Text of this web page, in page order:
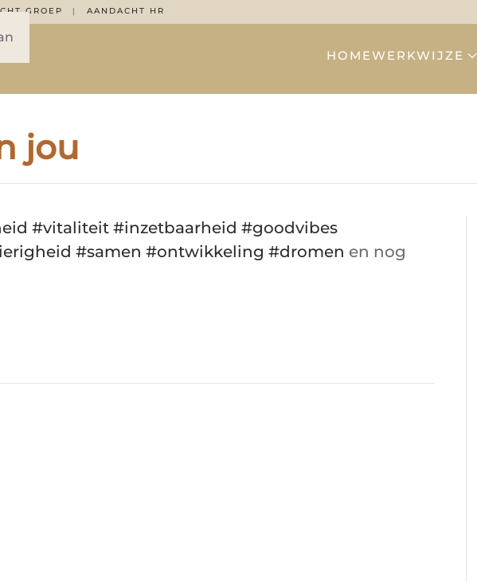
GROEP AANDACHT HR
HOMEWERKWIJZE
jou
#vitaliteit #inzetbaarheid #goodvibes
#samen #ontwikkeling #dromen en nog